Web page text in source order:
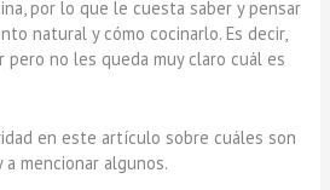
por lo que le cuesta saber y pensar
natural y cómo cocinarlo. Es decir,
pero no les queda muy claro cuál es
en este artículo sobre cuáles son
mencionar algunos.